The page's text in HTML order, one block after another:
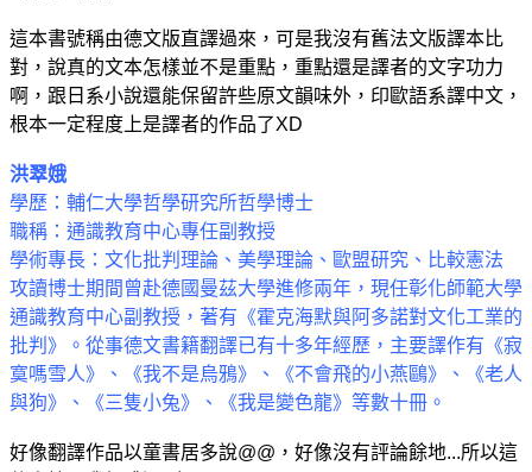
這本書號稱由德文版直譯過來，可是我沒有舊法文版譯本比
對，說真的文本怎樣並不是重點，重點還是譯者的文字功力
啊，跟日系小說還能保留許些原文韻味外，印歐語系譯中文，
根本一定程度上是譯者的作品了XD
洪翠娥
學歷：輔仁大學哲學研究所哲學博士
職稱：通識教育中心專任副教授
學術專長：文化批判理論、美學理論、歐盟研究、比較憲法
攻讀博士期間曾赴德國曼茲大學進修兩年，現任彰化師範大學
通識教育中心副教授，著有《霍克海默與阿多諾對文化工業的
批判》。從事德文書籍翻譯已有十多年經歷，主要譯作有《寂
寞嗎雪人》、《我不是烏鴉》、《不會飛的小燕鷗》、《老人
與狗》、《三隻小兔》、《我是變色龍》等數十冊。
好像翻譯作品以童書居多說@@，好像沒有評論餘地...所以這